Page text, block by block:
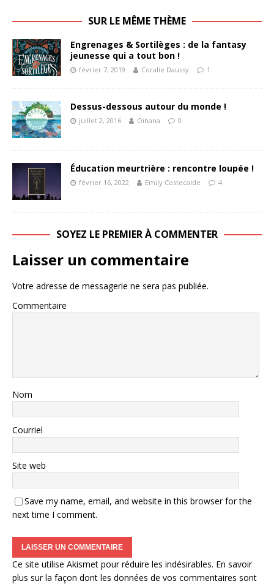
SUR LE MÊME THÈME
Engrenages & Sortilèges : de la fantasy
jeunesse qui a tout bon !
février 7, 2019 Coralie Daussy 1
Dessus-dessous autour du monde !
juillet 2, 2016 Oihana 0
Éducation meurtrière : rencontre loupée !
février 16, 2022 Emily Costecalde 4
SOYEZ LE PREMIER À COMMENTER
Laisser un commentaire
Votre adresse de messagerie ne sera pas publiée.
Commentaire
Nom
Courriel
Site web
Save my name, email, and website in this browser for the
next time I comment.
Ce site utilise Akismet pour réduire les indésirables. En savoir
plus sur la façon dont les données de vos commentaires sont